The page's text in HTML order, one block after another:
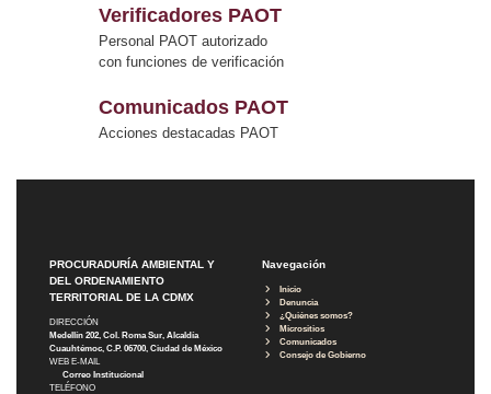
Verificadores PAOT
Personal PAOT autorizado
con funciones de verificación
Comunicados PAOT
Acciones destacadas PAOT
PROCURADURÍA AMBIENTAL Y
DEL ORDENAMIENTO
TERRITORIAL DE LA CDMX
DIRECCIÓN
Medellín 202, Col. Roma Sur, Alcaldía
Cuauhtémoc, C.P. 06700, Ciudad de México
WEB E-MAIL
Correo Institucional
TELÉFONO
Navegación
Inicio
Denuncia
¿Quiénes somos?
Micrositios
Comunicados
Consejo de Gobierno